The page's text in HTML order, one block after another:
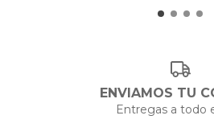
ENVIAMOS TU
Entregas a todo